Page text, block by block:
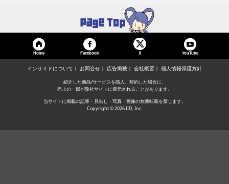
Home Facebook X YouTube
インサイドについて お問合せ 広告掲載 会社概要 個人情報保護方針
紹介した商品/サービスを購入、契約した場合に、
売上の一部が弊社サイトに還元されることがあります。
当サイトに掲載の記事・見出し・写真・画像の無断転載を禁じます。
Copyright © 2026 IID, Inc.